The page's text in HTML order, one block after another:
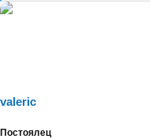
е
valeric
Постоялец